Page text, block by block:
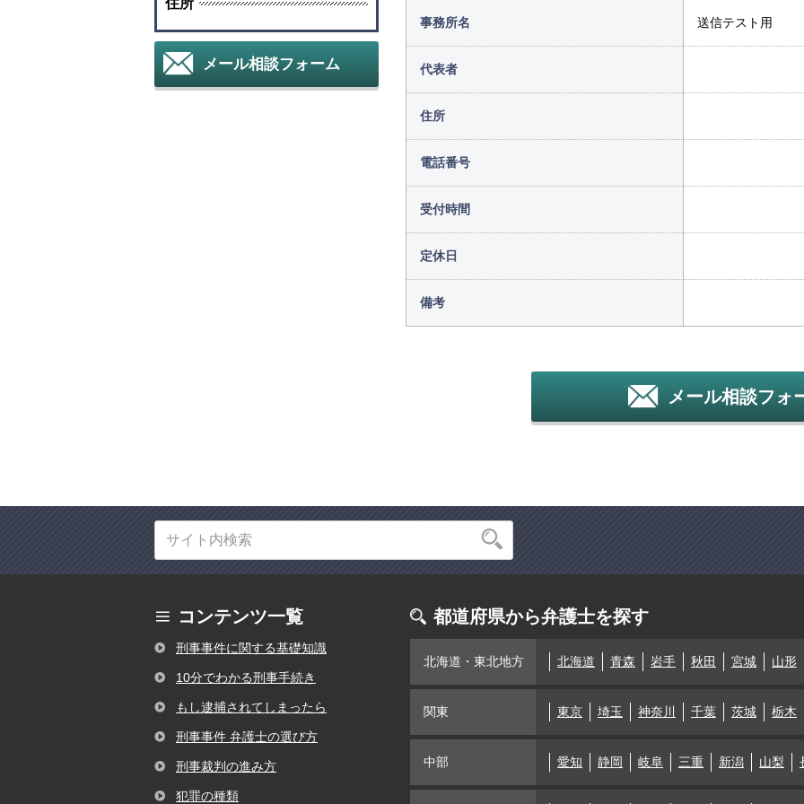
事務所名 送信テスト用
代表者
住所
電話番号
受付時間
定休日
備考
メール相談フォ
メール相談フォーム
コンテンツ一覧
刑事事件に関する基礎知識
10分でわかる刑事手続き
もし逮捕されてしまったら
刑事事件 弁護士の選び方
刑事裁判の進み方
犯罪の種類
都道府県から弁護士を探す
北海道・東北地方 北海道 青森 岩手 秋田 宮城 山形
関東 東京 埼玉 神奈川 千葉 茨城 栃木
中部 愛知 静岡 岐阜 三重 新潟 山梨